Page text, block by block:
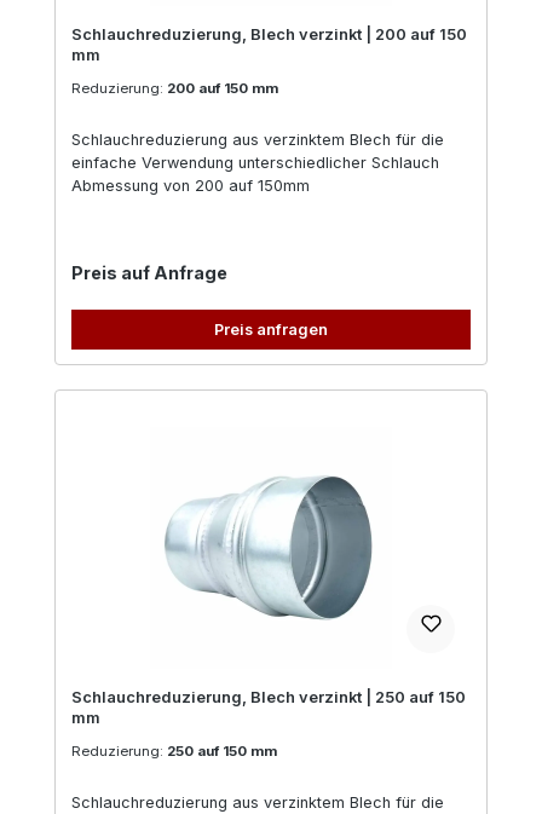
Schlauchreduzierung, Blech verzinkt | 200 auf 150
mm
Reduzierung: 200 auf 150 mm
Schlauchreduzierung aus verzinktem Blech für die
einfache Verwendung unterschiedlicher Schlauch
Abmessung von 200 auf 150mm
Regulärer Preis:
Preis auf Anfrage
Preis anfragen
Schlauchreduzierung, Blech verzinkt | 250 auf 150
mm
Reduzierung: 250 auf 150 mm
Schlauchreduzierung aus verzinktem Blech für die